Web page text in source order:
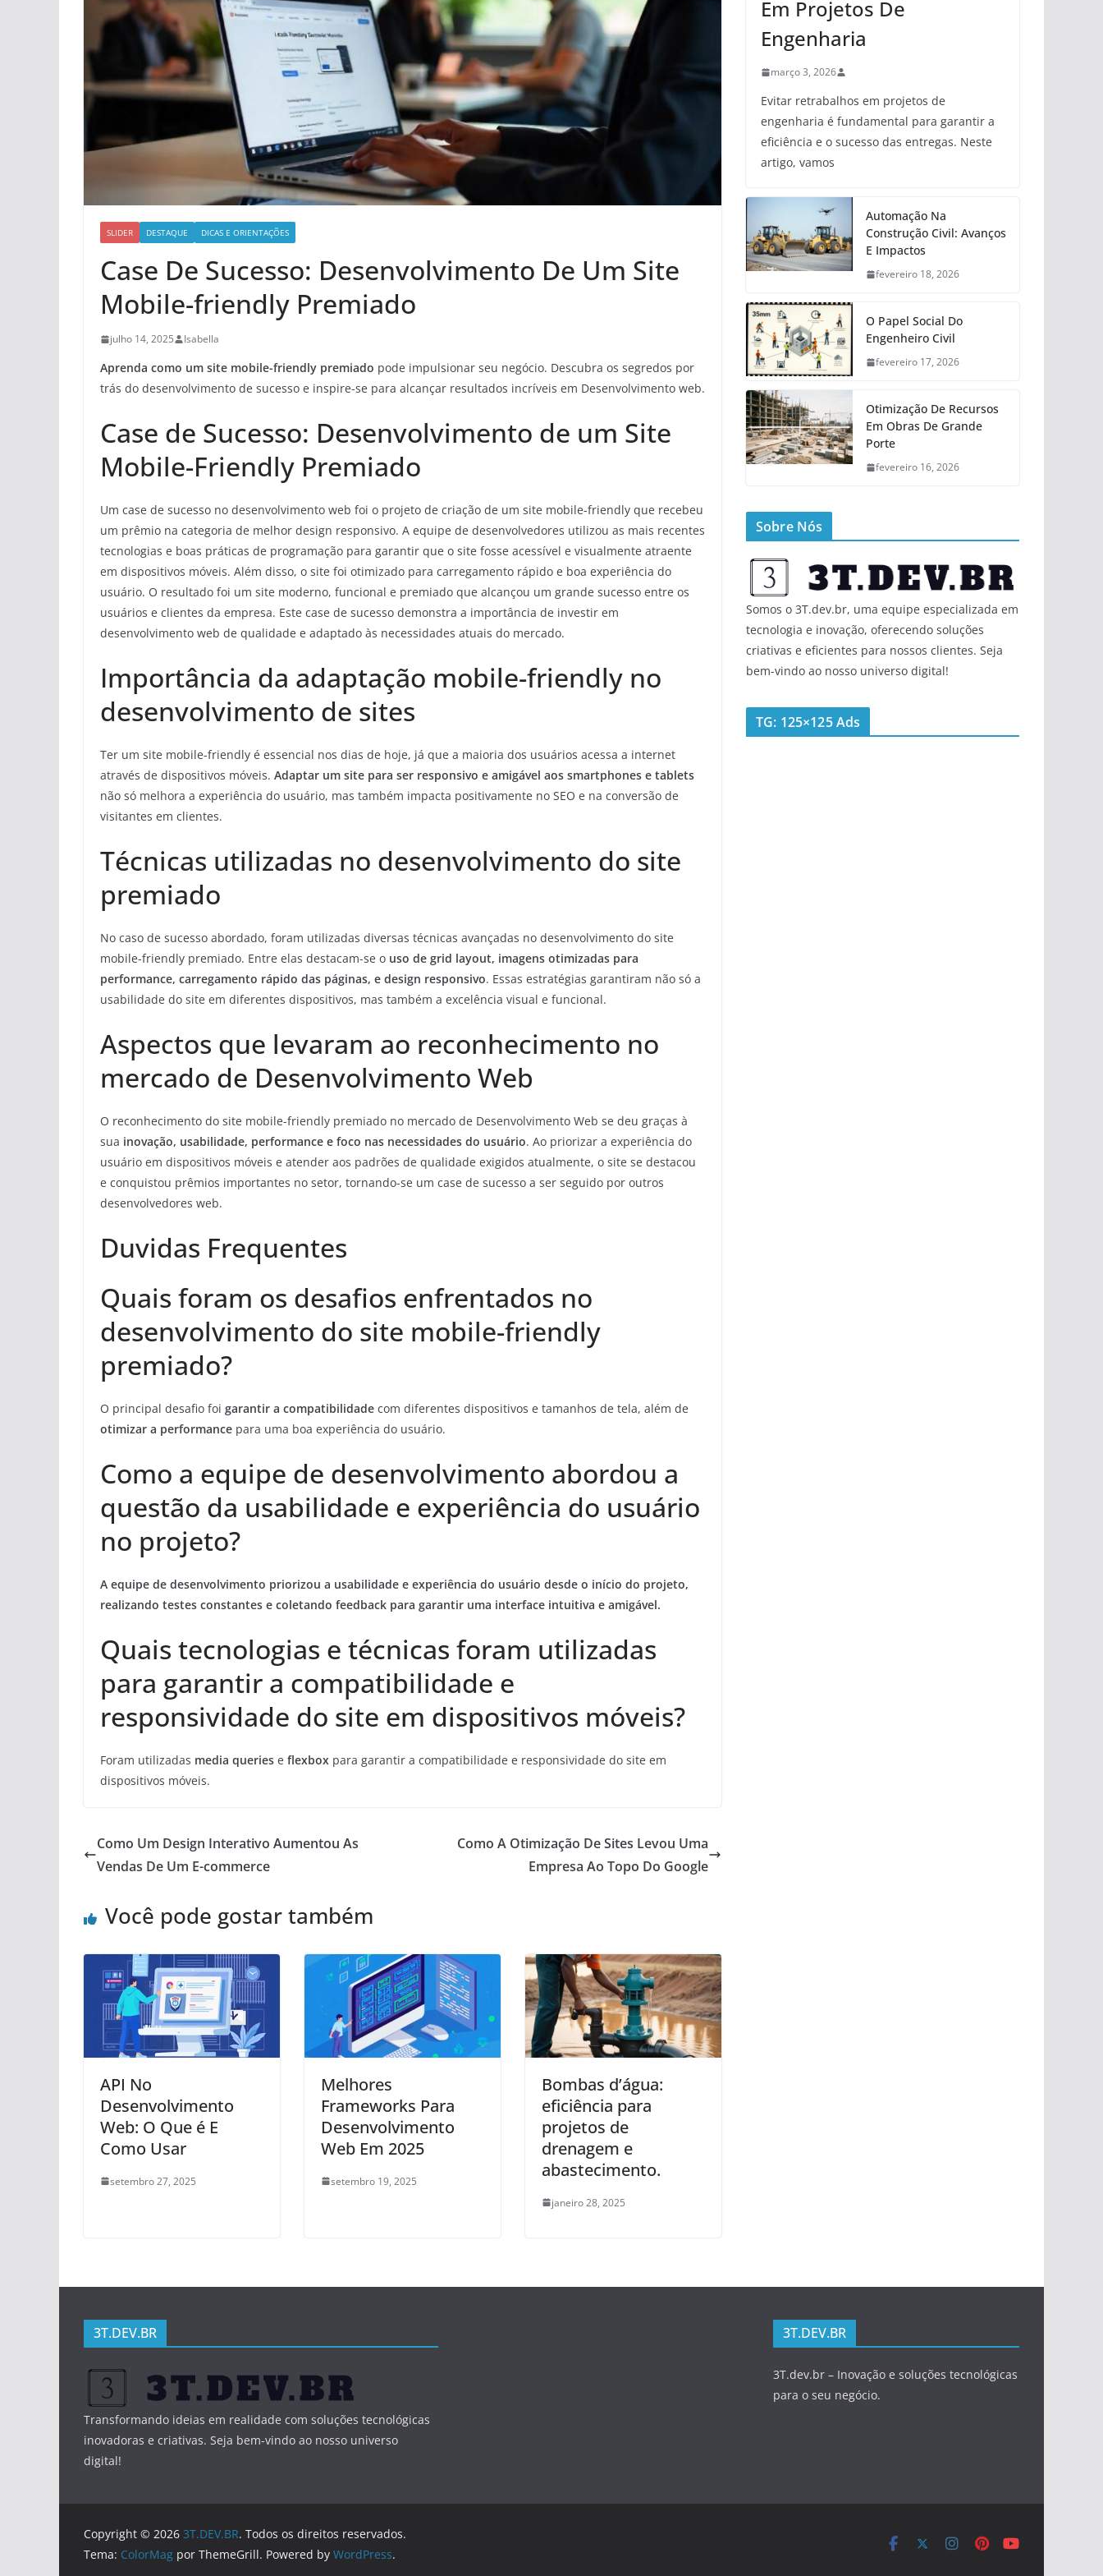
SLIDER DESTAQUE DICAS E ORIENTAÇÕES
Case De Sucesso: Desenvolvimento De Um Site
Mobile-friendly Premiado
julho 14, 2025 Isabella
Aprenda como um site mobile-friendly premiado pode impulsionar seu negócio. Descubra os segredos por
trás do desenvolvimento de sucesso e inspire-se para alcançar resultados incríveis em Desenvolvimento web.
Case de Sucesso: Desenvolvimento de um Site
Mobile-Friendly Premiado
Um case de sucesso no desenvolvimento web foi o projeto de criação de um site mobile-friendly que recebeu
um prêmio na categoria de melhor design responsivo. A equipe de desenvolvedores utilizou as mais recentes
tecnologias e boas práticas de programação para garantir que o site fosse acessível e visualmente atraente
em dispositivos móveis. Além disso, o site foi otimizado para carregamento rápido e boa experiência do
usuário. O resultado foi um site moderno, funcional e premiado que alcançou um grande sucesso entre os
usuários e clientes da empresa. Este case de sucesso demonstra a importância de investir em
desenvolvimento web de qualidade e adaptado às necessidades atuais do mercado.
Importância da adaptação mobile-friendly no
desenvolvimento de sites
Ter um site mobile-friendly é essencial nos dias de hoje, já que a maioria dos usuários acessa a internet
através de dispositivos móveis. Adaptar um site para ser responsivo e amigável aos smartphones e tablets
não só melhora a experiência do usuário, mas também impacta positivamente no SEO e na conversão de
visitantes em clientes.
Técnicas utilizadas no desenvolvimento do site
premiado
No caso de sucesso abordado, foram utilizadas diversas técnicas avançadas no desenvolvimento do site
mobile-friendly premiado. Entre elas destacam-se o uso de grid layout, imagens otimizadas para
performance, carregamento rápido das páginas, e design responsivo. Essas estratégias garantiram não só a
usabilidade do site em diferentes dispositivos, mas também a excelência visual e funcional.
Aspectos que levaram ao reconhecimento no
mercado de Desenvolvimento Web
O reconhecimento do site mobile-friendly premiado no mercado de Desenvolvimento Web se deu graças à
sua inovação, usabilidade, performance e foco nas necessidades do usuário. Ao priorizar a experiência do
usuário em dispositivos móveis e atender aos padrões de qualidade exigidos atualmente, o site se destacou
e conquistou prêmios importantes no setor, tornando-se um case de sucesso a ser seguido por outros
desenvolvedores web.
Duvidas Frequentes
Quais foram os desafios enfrentados no
desenvolvimento do site mobile-friendly
premiado?
O principal desafio foi garantir a compatibilidade com diferentes dispositivos e tamanhos de tela, além de
otimizar a performance para uma boa experiência do usuário.
Como a equipe de desenvolvimento abordou a
questão da usabilidade e experiência do usuário
no projeto?
A equipe de desenvolvimento priorizou a usabilidade e experiência do usuário desde o início do projeto,
realizando testes constantes e coletando feedback para garantir uma interface intuitiva e amigável.
Quais tecnologias e técnicas foram utilizadas
para garantir a compatibilidade e
responsividade do site em dispositivos móveis?
Foram utilizadas media queries e flexbox para garantir a compatibilidade e responsividade do site em
dispositivos móveis.
Como Um Design Interativo Aumentou As
Vendas De Um E-commerce
Como A Otimização De Sites Levou Uma
Empresa Ao Topo Do Google
Você pode gostar também
API No
Desenvolvimento
Web: O Que é E
Como Usar
setembro 27, 2025
Melhores
Frameworks Para
Desenvolvimento
Web Em 2025
setembro 19, 2025
Bombas d’água:
eficiência para
projetos de
drenagem e
abastecimento.
janeiro 28, 2025
Em Projetos De
Engenharia
março 3, 2026
Evitar retrabalhos em projetos de
engenharia é fundamental para garantir a
eficiência e o sucesso das entregas. Neste
artigo, vamos
Automação Na
Construção Civil: Avanços
E Impactos
fevereiro 18, 2026
O Papel Social Do
Engenheiro Civil
fevereiro 17, 2026
Otimização De Recursos
Em Obras De Grande
Porte
fevereiro 16, 2026
Sobre Nós
Somos o 3T.dev.br, uma equipe especializada em
tecnologia e inovação, oferecendo soluções
criativas e eficientes para nossos clientes. Seja
bem-vindo ao nosso universo digital!
TG: 125×125 Ads
3T.DEV.BR
Transformando ideias em realidade com soluções tecnológicas
inovadoras e criativas. Seja bem-vindo ao nosso universo
digital!
3T.DEV.BR
3T.dev.br – Inovação e soluções tecnológicas
para o seu negócio.
Copyright © 2026 3T.DEV.BR. Todos os direitos reservados.
Tema: ColorMag por ThemeGrill. Powered by WordPress.